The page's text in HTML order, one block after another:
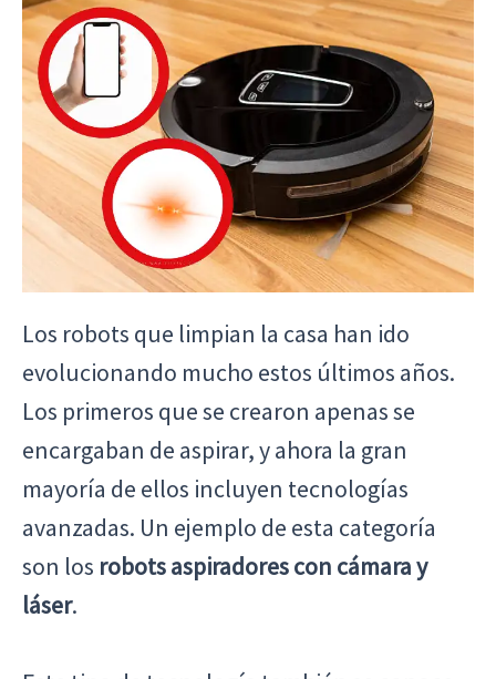
Los robots que limpian la casa han ido
evolucionando mucho estos últimos años.
Los primeros que se crearon apenas se
encargaban de aspirar, y ahora la gran
mayoría de ellos incluyen tecnologías
avanzadas. Un ejemplo de esta categoría
son los robots aspiradores con cámara y
láser.